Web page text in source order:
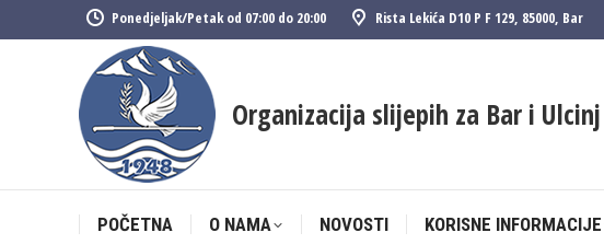
Ponedjeljak/Petak od 07:00 do 20:00 Rista Lekića D10 P F 129, 85000, Bar
Organizacija slijepih za Bar i Ulcinj
POČETNA O NAMA NOVOSTI KORISNE INFORMACIJE
POČETNA O NAMA NOVOSTI KORISNE INFORMACIJE